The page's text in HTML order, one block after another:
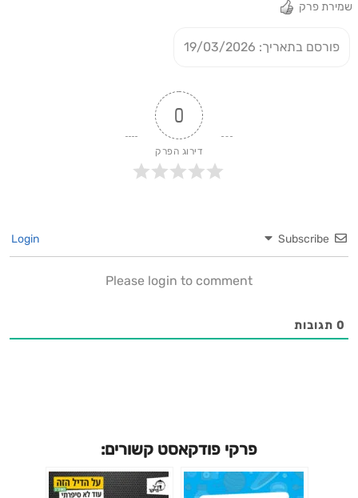
שמירת פרק
פורסם בתאריך: 19/03/2026
0
דירוג הפרק
Subscribe
Please login to comment
0 תגובות
פרקי פודקאסט קשורים: